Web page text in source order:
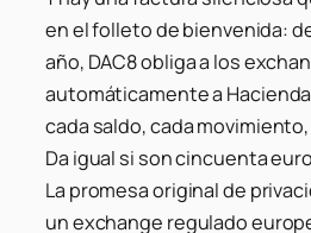
en el folleto de bienvenida:
año, DAC8 obliga a los
automáticamente a
cada saldo, cada
Da igual si son cincuenta
La promesa original de
un exchange regulado